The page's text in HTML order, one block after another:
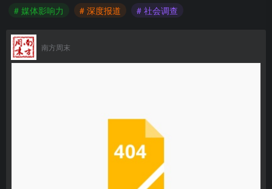
# 媒体影响力
# 深度报道 # 社会调查
南方周末